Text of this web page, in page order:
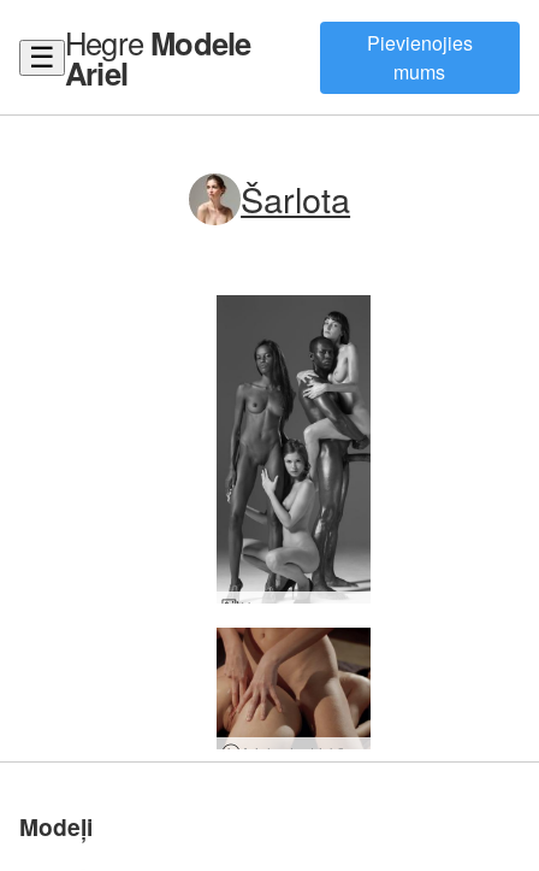
☰ HegreModele
Ariel
Pievienojies
mums
Šarlota
Hegres sapņu pasaule
Arielas tantriskā tempļa masāža
Modeļi